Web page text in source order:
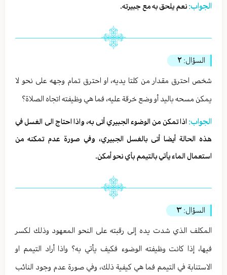
الجواب: نعم يلحق به مع جبيرته.
السؤال: ٢
شخص احترق مقدار من كلتا يديه، او احترق تمام وجهه على نحو لا
يمكن مسحه باليد أو وضع خرقة عليه، فما هي وظيفته اتجاه الصلاة؟
الجواب: اذا تمكن من الوضوء الجبيري أتى به، واذا احتاج الى الغسل في
هذه الحالة أيضا أتى بالغسل الجبيري، وفي صورة عدم تمكنه من
استعمال الماء يأتي بالتيمم بأي نحو أمكن.
السؤال: ٣
المكلف الذي شدت يده إلى رقبته على النحو المعهود وذلك لكسر
فيها، إذا كانت وظيفته الوضوء فكيف يأتي به؟ واذا أراد التيمم او
الاستنابة في التيمم فما هي كيفية ذلك، وفي صورة عدم وجود النائب